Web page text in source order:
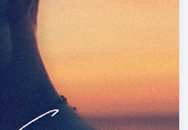
este lanzamiento,
que el
aroma sureño
en la